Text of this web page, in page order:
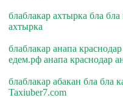
блаблакар ахтырка бла
ахтырка
блаблакар анапа
едем.рф анапа краснодар
блаблакар абакан бла бла
Taxiuber7.com